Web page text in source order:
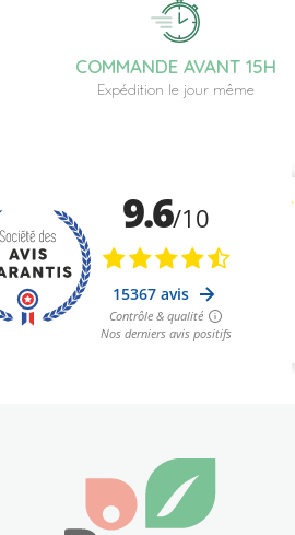
COMMANDE AVANT 15H
Expédition le jour même